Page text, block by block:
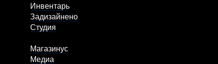
Инвентарь
Задизайнено
Студия
Магазинус
Медиа